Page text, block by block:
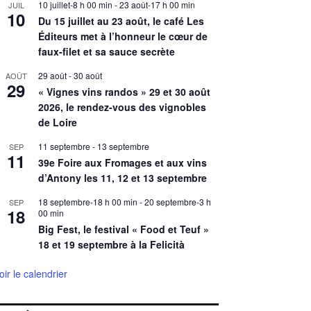
JUIL
10
10 juillet-8 h 00 min -23 août-17 h 00 min
Du 15 juillet au 23 août, le café Les
Éditeurs met à l’honneur le cœur de
faux-filet et sa sauce secrète
AOÛT
29
29 août-30 août
« Vignes vins randos » 29 et 30 août
2026, le rendez-vous des vignobles
de Loire
SEP
11
11 septembre - 13 septembre
39e Foire aux Fromages et aux vins
d’Antony les 11, 12 et 13 septembre
SEP
18
18 septembre-18 h 00 min -20 septembre-3 h
00 min
Big Fest, le festival « Food et Teuf »
18 et 19 septembre à la Felicità
le calendrier